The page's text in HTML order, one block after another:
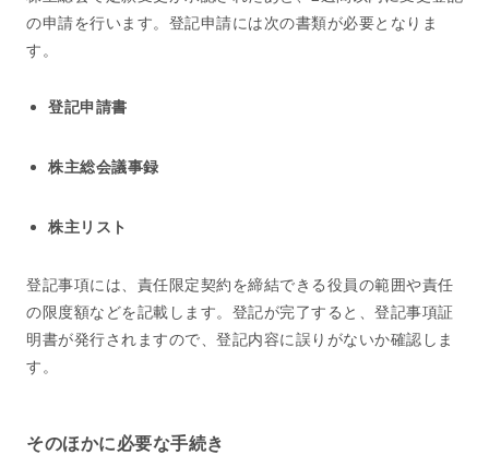
の申請を行います。登記申請には次の書類が必要となりま
す。
登記申請書
株主総会議事録
株主リスト
登記事項には、責任限定契約を締結できる役員の範囲や責任
の限度額などを記載します。登記が完了すると、登記事項証
明書が発行されますので、登記内容に誤りがないか確認しま
す。
そのほかに必要な手続き